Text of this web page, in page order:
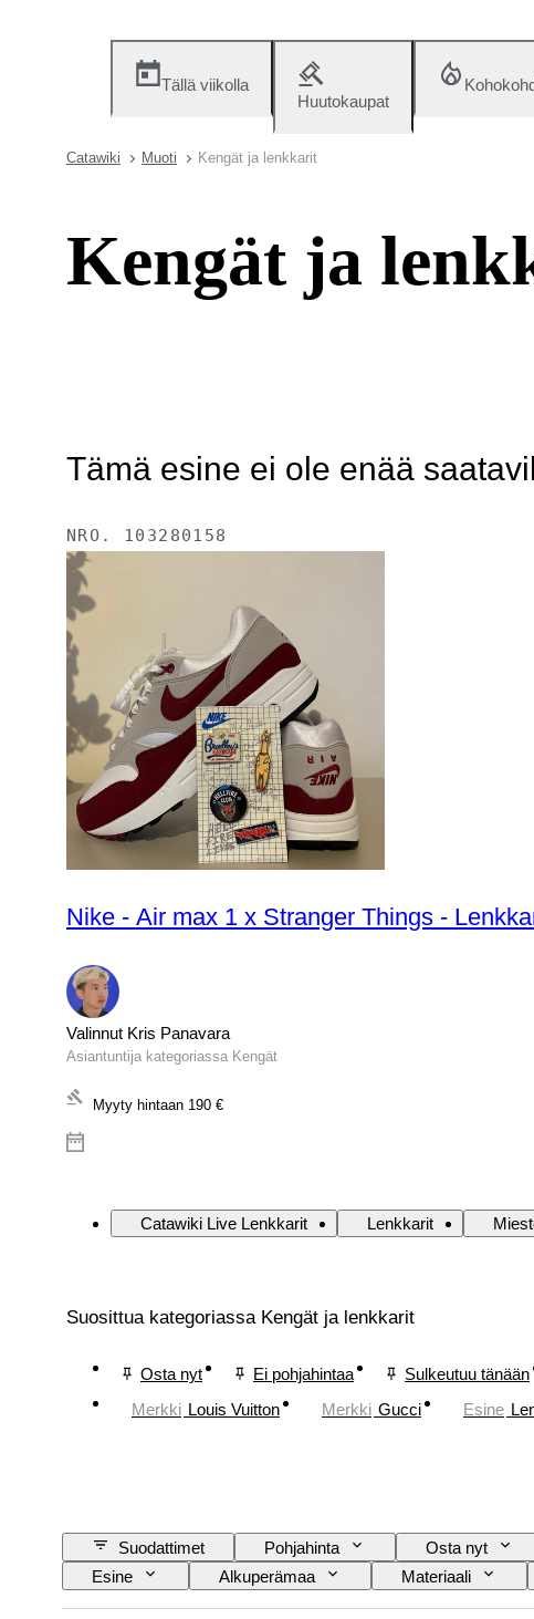
Tällä viikolla
Huutokaupat
Catawiki Muoti Kengät ja lenkkarit
Kengät ja
Tämä esine ei ole enää
NRO. 103280158
Nike - Air max 1 x Stranger Things -
Valinnut Kris Panavara
Asiantuntija kategoriassa Kengät
Myyty hintaan 190 €
Catawiki Live Lenkkarit Lenkkarit
Suosittua kategoriassa Kengät ja lenkkarit
Osta nyt Ei pohjahintaa Sulkeutuu tänään
Merkki Louis Vuitton Merkki Gucci Esine
Suodattimet Pohjahinta Osta nyt
Esine
Alkuperämaa Materiaali
Mukana asusteet
Kuosi Malli